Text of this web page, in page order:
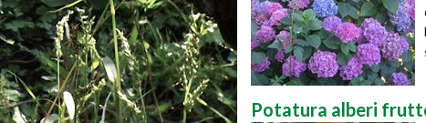
Potatura alberi